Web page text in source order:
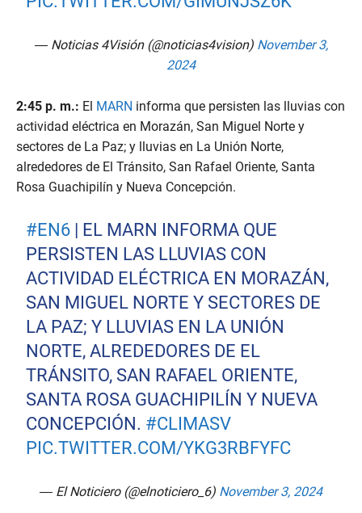
— Noticias 4Visión (@noticias4vision) November 3,
2024
2:45 p. m.: El MARN informa que persisten las lluvias con
actividad eléctrica en Morazán, San Miguel Norte y
sectores de La Paz; y lluvias en La Unión Norte,
alrededores de El Tránsito, San Rafael Oriente, Santa
Rosa Guachipilín y Nueva Concepción.
#EN6 | EL MARN INFORMA QUE
PERSISTEN LAS LLUVIAS CON
ACTIVIDAD ELÉCTRICA EN MORAZÁN,
SAN MIGUEL NORTE Y SECTORES DE
LA PAZ; Y LLUVIAS EN LA UNIÓN
NORTE, ALREDEDORES DE EL
TRÁNSITO, SAN RAFAEL ORIENTE,
SANTA ROSA GUACHIPILÍN Y NUEVA
CONCEPCIÓN. #CLIMASV
PIC.TWITTER.COM/YKG3RBFYFC
— El Noticiero (@elnoticiero_6) November 3, 2024